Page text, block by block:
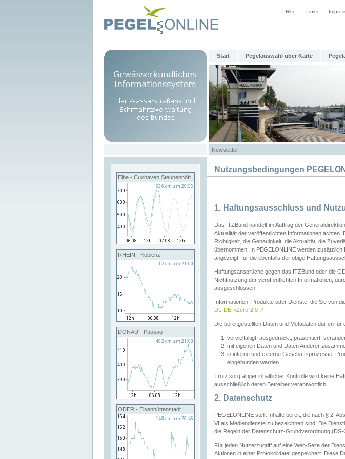
Hilfe Links
Start Pegelauswahl über Karte
Newsletter
Elbe - Cuxhaven Steubenhöft
RHEIN - Koblenz
DONAU - Passau
ODER - Eisenhüttenstadt
Nutzungsbedingungen
1. Haftungsausschluss und
Das ITZBund handelt im Auftrag der
Aktualität der veröffentlichten Informationen
Richtigkeit, die Genauigkeit, die Aktualität, die
übernommen. In PEGELONLINE werden
angezeigt, für die ebenfalls der obige
Haftungsansprüche gegen das ITZBund oder die
Nichtnutzung der veröffentlichten Informationen,
ausgeschlossen.
Informationen, Produkte oder Dienste, die Sie von
DL-DE->Zero-2.0 ↗
Die bereitgestellten Daten und Metadaten dürfen
vervielfältigt, ausgedruckt, präsentiert,
mit eigenen Daten und Daten Anderer
in interne und externe Geschäftsprozesse,
eingebunden werden
Trotz sorgfältiger inhaltlicher Kontrolle wird keine
ausschließlich deren Betreiber verantwortlich.
2. Datenschutz
PEGELONLINE stellt Inhalte bereit, die nach § 2,
VI als Mediendienste zu bezeichnen sind. Die
die Regeln der Datenschutz-Grundverordnung
Für jeden Nutzerzugriff auf eine Web-Seite der
Aktionen in einer Protokolldatei gespeichert. Diese